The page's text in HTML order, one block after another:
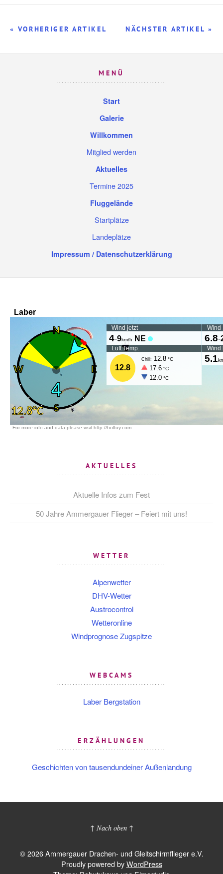
NÄCHSTER ARTIKEL »
« VORHERIGER ARTIKEL
MENÜ
Start
Galerie
Willkommen
Mitglied werden
Aktuelles
Termine 2025
Fluggelände
Startplätze
Landeplätze
Impressum / Datenschutzerklärung
AKTUELLES
Aktuelle Infos zum Fest
50 Jahre Ammergauer Flieger – Feiert mit uns!
WETTER
Alpenwetter
DHV-Wetter
Austrocontrol
Wetteronline
Windprognose Zugspitze
WEBCAMS
Laber Bergstation
ERZÄHLUNGEN
Geschichten von tausendundeiner Außenlandung
↑ Nach oben ↑
© 2026 Ammergauer Drachen- und Gleitschirmflieger e.V.
Proudly powered byWordPress